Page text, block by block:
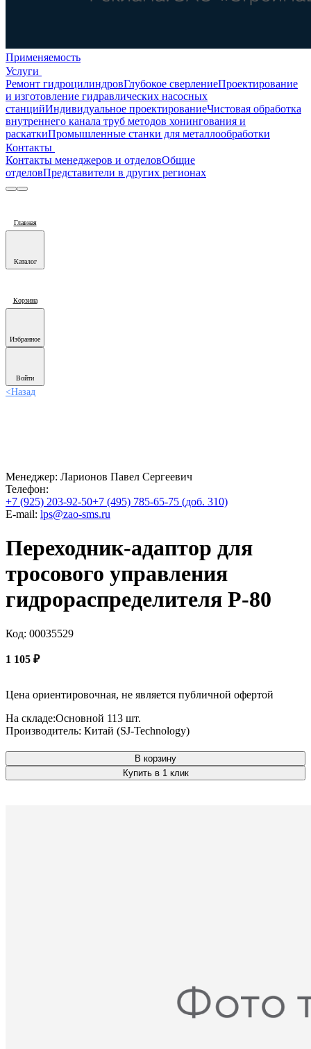
Применяемость
Услуги
Ремонт гидроцилиндровГлубокое сверлениеПроектирование
и изготовление гидравлических насосных
станцийИндивидуальное проектированиеЧистовая обработка
внутреннего канала труб методов хонингования и
раскаткиПромышленные станки для металлообработки
Контакты
Контакты менеджеров и отделовОбщие
отделовПредставители в других регионах
Главная
Каталог
Корзина
Избранное
Войти
<Назад
Менеджер: Ларионов Павел Сергеевич
Телефон:
+7 (925) 203-92-50+7 (495) 785-65-75 (доб. 310)
E-mail: lps@zao-sms.ru
Переходник-адаптор для
тросового управления
гидрораспределителя Р-80
Код: 00035529
1 105 ₽
Цена ориентировочная, не является публичной офертой
На складе:Основной 113 шт.
Производитель: Китай (SJ-Technology)
В корзину
Купить в 1 клик